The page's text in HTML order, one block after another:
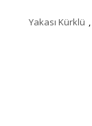
Yakası Kürklü ,